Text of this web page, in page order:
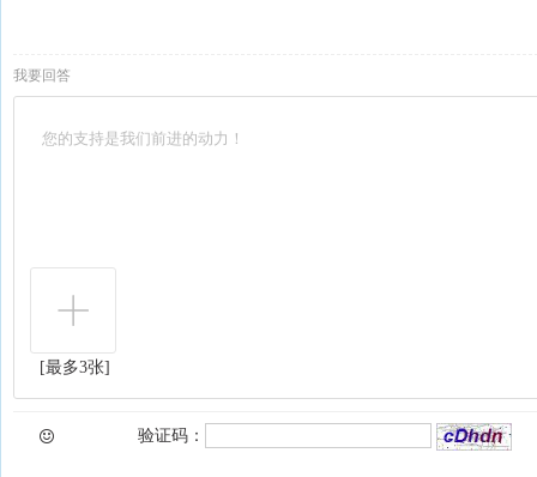
我要回答
[最多3张]
验证码：